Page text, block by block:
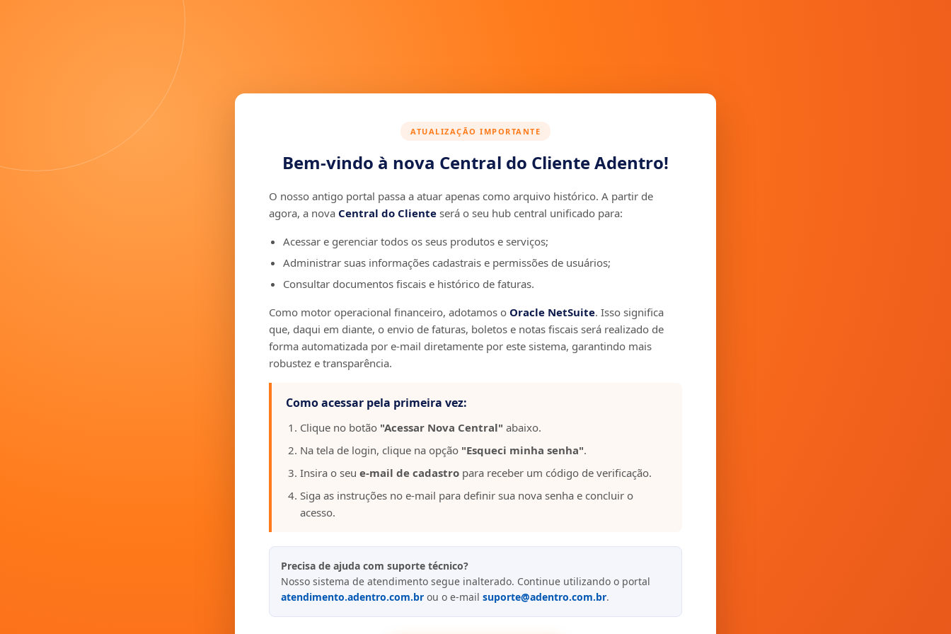
ATUALIZAÇÃO IMPORTANTE
Bem-vindo à nova Central do Cliente Adentro!
O nosso antigo portal passa a atuar apenas como arquivo histórico. A partir de
agora, a nova Central do Cliente será o seu hub central unificado para:
Acessar e gerenciar todos os seus produtos e serviços;
Administrar suas informações cadastrais e permissões de usuários;
Consultar documentos fiscais e histórico de faturas.
Como motor operacional financeiro, adotamos o Oracle NetSuite. Isso significa
que, daqui em diante, o envio de faturas, boletos e notas fiscais será realizado de
forma automatizada por e-mail diretamente por este sistema, garantindo mais
robustez e transparência.
Como acessar pela primeira vez:
Clique no botão "Acessar Nova Central" abaixo.
Na tela de login, clique na opção "Esqueci minha senha".
Insira o seu e-mail de cadastro para receber um código de verificação.
Siga as instruções no e-mail para definir sua nova senha e concluir o
acesso.
Precisa de ajuda com suporte técnico?
Nosso sistema de atendimento segue inalterado. Continue utilizando o portal
atendimento.adentro.com.br ou o e-mail suporte@adentro.com.br.